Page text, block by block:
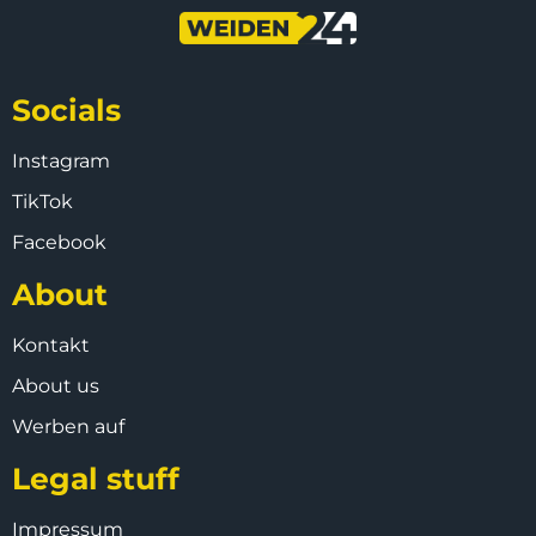
Socials
Instagram
TikTok
Facebook
About
Kontakt
About us
Werben auf
Legal stuff
Impressum